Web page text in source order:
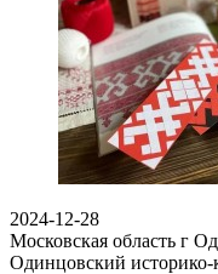
2024-12-28
Московская область г
Одинцовский историко-